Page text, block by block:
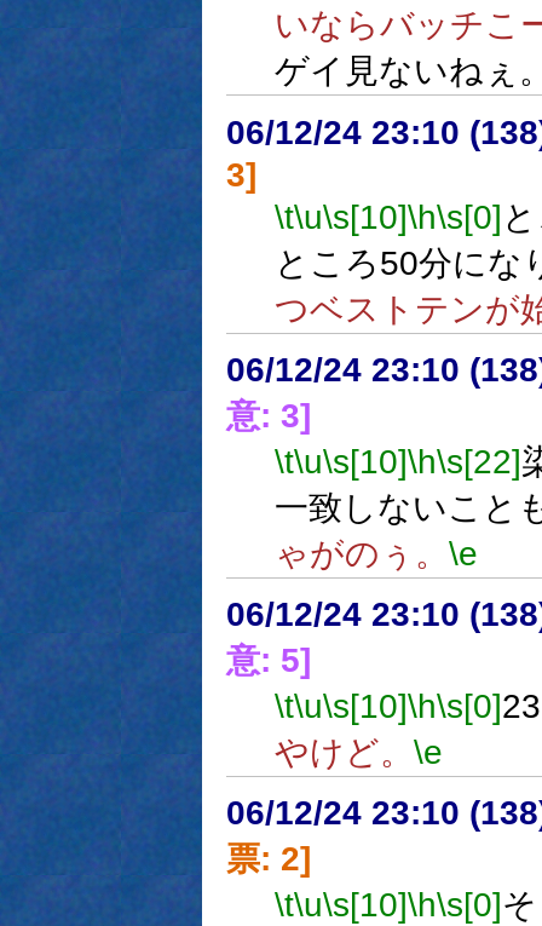
いならバッチこ
ゲイ見ないねぇ
06/12/24 23:10
3]
\t\u\s[10]\h\s[0]
ところ50分にな
つベストテンが
06/12/24 23:10
意: 3]
\t\u\s[10]\h\s[22]
一致しないこと
ゃがのぅ。 \e
06/12/24 23:10
意: 5]
\t\u\s[10]\h\s[0]
やけど。 \e
06/12/24 23:10
票: 2]
\t\u\s[10]\h\s[0]